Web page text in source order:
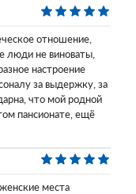
отношение,
люди не виноваты,
настроение
за выдержку, за
что мой родной
пансионате, ещё
места